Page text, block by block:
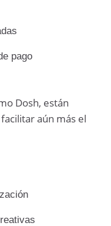
pago
Dosh, están
aún más el